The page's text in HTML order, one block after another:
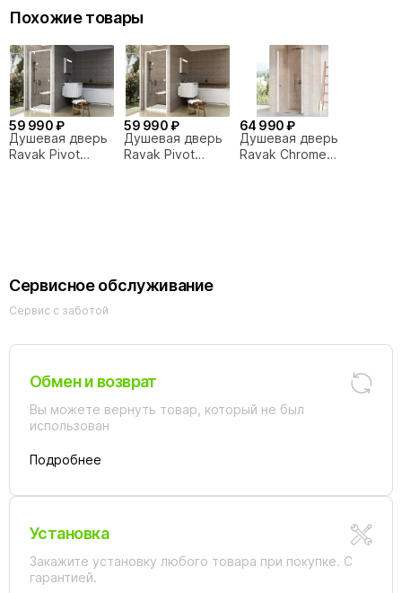
Похожие товары
59 990 ₽
Душевая дверь
Ravak Pivot
59 990 ₽
Душевая дверь
Ravak Pivot
64 990 ₽
Душевая дверь
Ravak Chrome
Сервисное обслуживание
Сервис с заботой
Обмен и возврат
Вы можете вернуть товар, который не был
использован
Подробнее
Установка
Закажите установку любого товара при покупке. С
гарантией.